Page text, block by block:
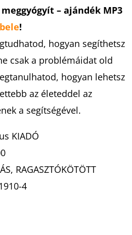
– ajándék MP3
!
hogyan segíthetsz
csak a problémáidat old
hogyan lehetsz
az életeddel az
a segítségével.
KIADÓ
RAGASZTÓKÖTÖTT
4